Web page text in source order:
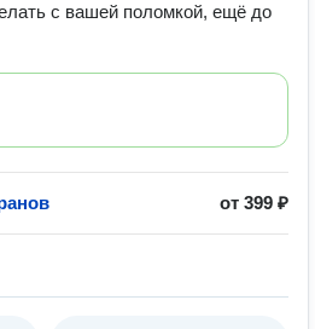
с вашей поломкой, ещё до
от 399 ₽